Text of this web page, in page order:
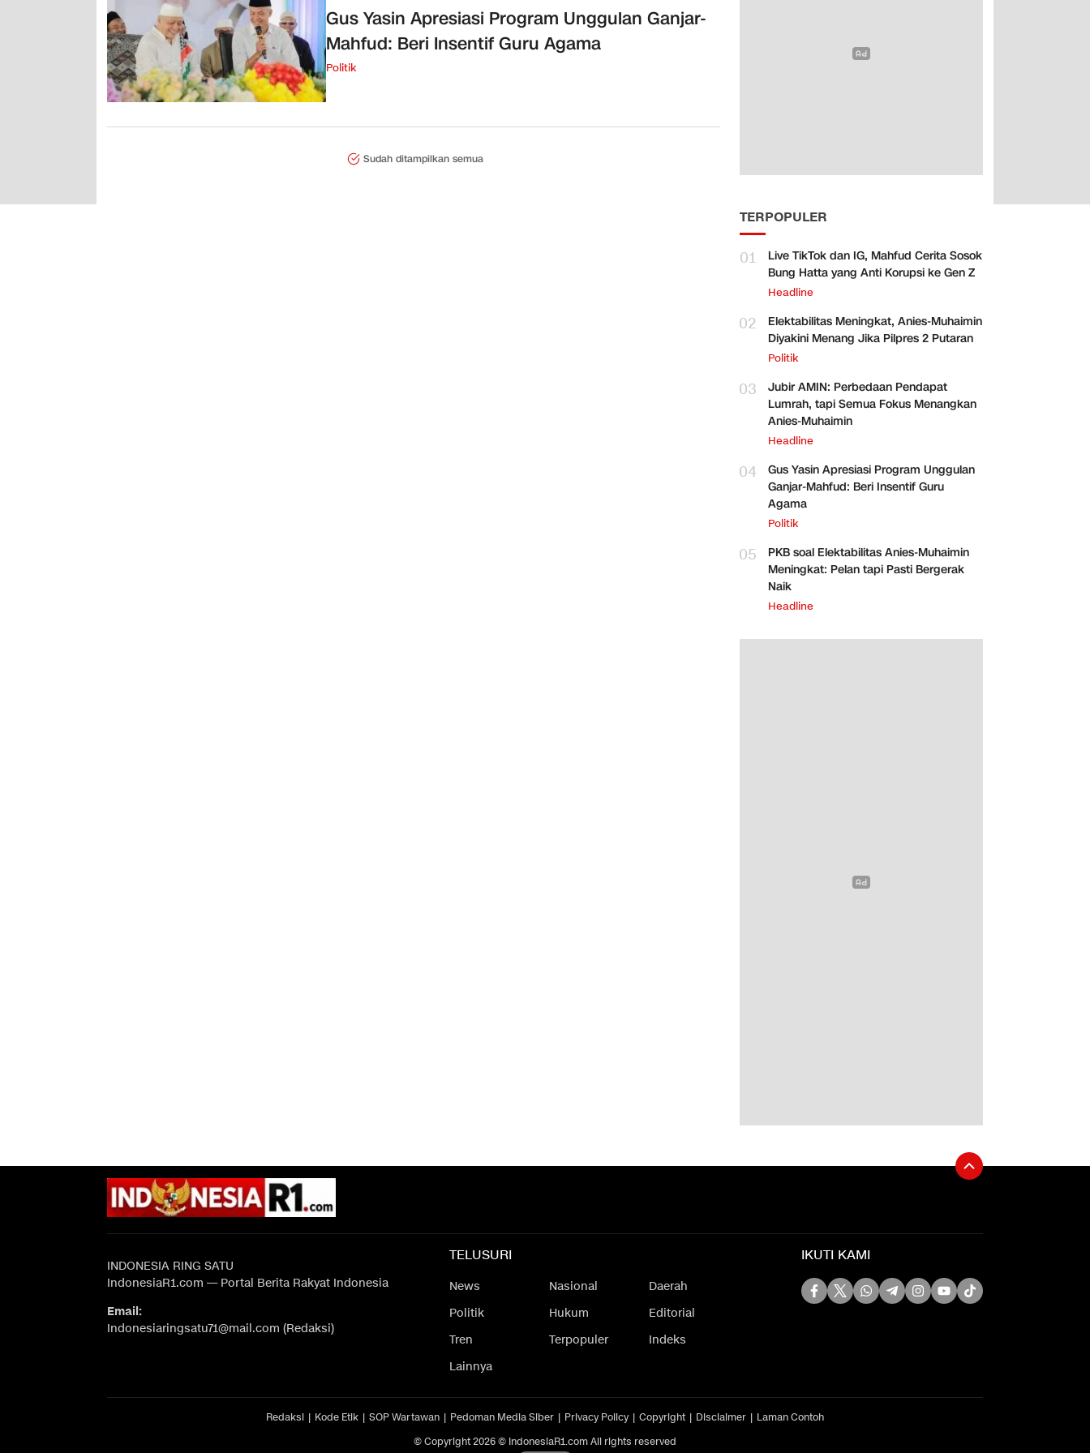
Gus Yasin Apresiasi Program Unggulan Ganjar-
Mahfud: Beri Insentif Guru Agama
Politik
Sudah ditampilkan semua
TERPOPULER
01
Live TikTok dan IG, Mahfud Cerita Sosok
Bung Hatta yang Anti Korupsi ke Gen Z
Headline
02
Elektabilitas Meningkat, Anies-Muhaimin
Diyakini Menang Jika Pilpres 2 Putaran
Politik
03
Jubir AMIN: Perbedaan Pendapat
Lumrah, tapi Semua Fokus Menangkan
Anies-Muhaimin
Headline
04
Gus Yasin Apresiasi Program Unggulan
Ganjar-Mahfud: Beri Insentif Guru
Agama
Politik
05
PKB soal Elektabilitas Anies-Muhaimin
Meningkat: Pelan tapi Pasti Bergerak
Naik
Headline
INDONESIA RING SATU
IndonesiaR1.com — Portal Berita Rakyat Indonesia
Email:
Indonesiaringsatu71@mail.com (Redaksi)
TELUSURI
News Nasional
Daerah
Politik
Hukum
Editorial
Tren
Terpopuler
Indeks
Lainnya
IKUTI KAMI
Redaksi Kode Etik SOP Wartawan Pedoman Media Siber Privacy Policy Copyright Disclaimer
Laman Contoh
© Copyright 2026 © IndonesiaR1.com All rights reserved